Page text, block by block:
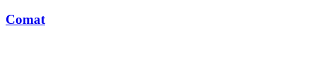
Comat